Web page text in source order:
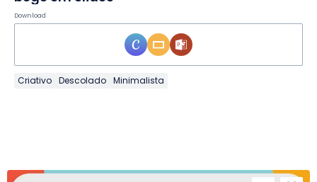
Download
Criativo Descolado Minimalista